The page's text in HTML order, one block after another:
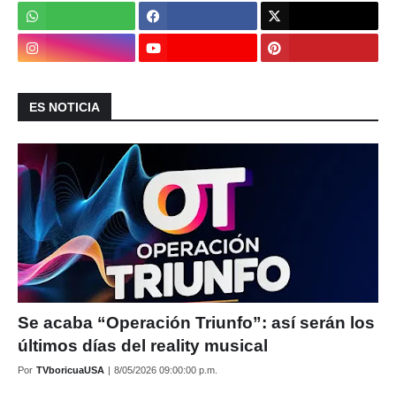
ES NOTICIA
Se acaba “Operación Triunfo”: así serán los
últimos días del reality musical
Por TVboricuaUSA 8/05/2026 09:00:00 p.m.